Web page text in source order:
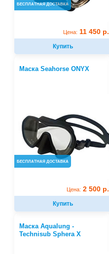
БЕСПЛАТНАЯ ДОСТАВКА
Цена: 11 450 р.
Купить
Маска Seahorse ONYX
БЕСПЛАТНАЯ ДОСТАВКА
Цена: 2 500 р.
Купить
Маска Aqualung -
Technisub Sphera X